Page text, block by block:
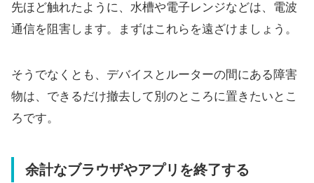
先ほど触れたように、水槽や電子レンジなどは、電波
通信を阻害します。まずはこれらを遠ざけましょう。
そうでなくとも、デバイスとルーターの間にある障害
物は、できるだけ撤去して別のところに置きたいとこ
ろです。
余計なブラウザやアプリを終了する